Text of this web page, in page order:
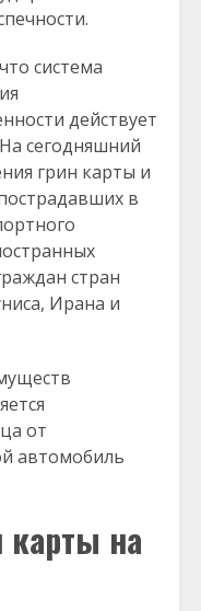
система
действует
сегодняшний
грин карты и
в
стран
Ирана и
от
автомобиль
карты на